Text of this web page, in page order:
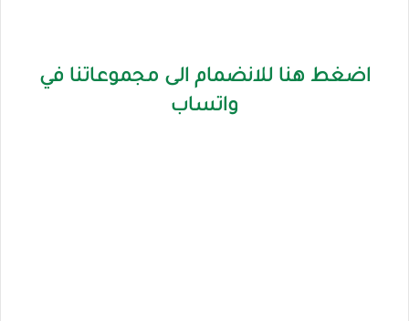
اضغط هنا للانضمام الى مجموعاتنا في
واتساب